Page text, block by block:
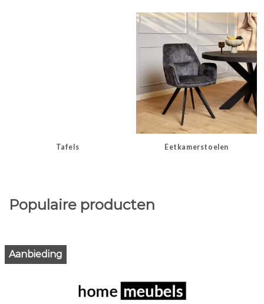
Tafels Eetkamerstoelen
Populaire producten
Aanbieding